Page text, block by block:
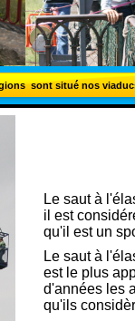
sont situé nos
Le saut à
il est
qu'il est un
Le saut à
est le plus
d'années les
qu'ils